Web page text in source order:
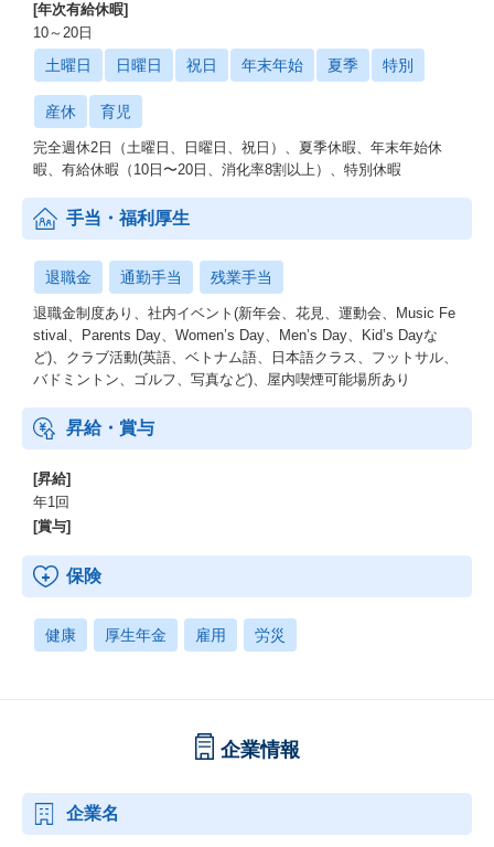
[年次有給休暇]
10～20日
土曜日 日曜日 祝日 年末年始 夏季 特別
産休 育児
完全週休2日（土曜日、日曜日、祝日）、夏季休暇、年末年始休
暇、有給休暇（10日〜20日、消化率8割以上）、特別休暇
手当・福利厚生
退職金 通勤手当 残業手当
退職金制度あり、社内イベント(新年会、花見、運動会、Music Fe
stival、Parents Day、Women’s Day、Men’s Day、Kid’s Dayな
ど)、クラブ活動(英語、ベトナム語、日本語クラス、フットサル、
バドミントン、ゴルフ、写真など)、屋内喫煙可能場所あり
昇給・賞与
[昇給]
年1回
[賞与]
保険
健康 厚生年金 雇用 労災
企業情報
企業名